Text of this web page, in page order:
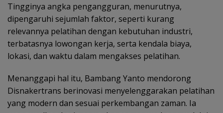
Tingginya angka pengangguran, menurutnya,
dipengaruhi sejumlah faktor, seperti kurang
relevannya pelatihan dengan kebutuhan industri,
terbatasnya lowongan kerja, serta kendala biaya,
lokasi, dan waktu dalam mengakses pelatihan.
Menanggapi hal itu, Bambang Yanto mendorong
Disnakertrans berinovasi menyelenggarakan pelatihan
yang modern dan sesuai perkembangan zaman. Ia